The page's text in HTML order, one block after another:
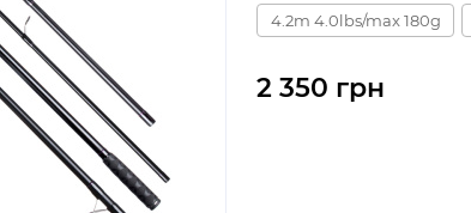
4.2m 4.0lbs/max 180g
2 350 грн